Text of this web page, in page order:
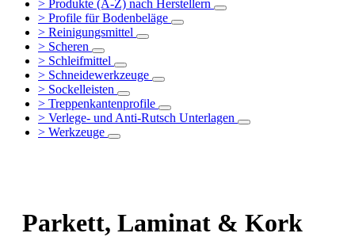
> Produkte (A-Z) nach Herstellern
> Profile für Bodenbeläge
> Reinigungsmittel
> Scheren
> Schleifmittel
> Schneidewerkzeuge
> Sockelleisten
> Treppenkantenprofile
> Verlege- und Anti-Rutsch Unterlagen
> Werkzeuge
Parkett, Laminat & Kork